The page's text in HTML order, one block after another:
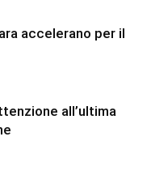
accelerano per il
all’ultima